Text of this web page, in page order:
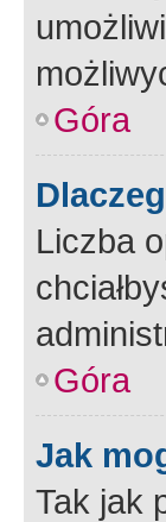
Góra
Liczba
Góra
Jak
Tak jak